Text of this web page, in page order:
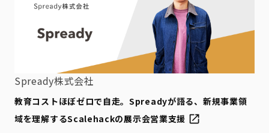
Spready株式会社
教育コストほぼゼロで自走。Spreadyが語る、新規事業領
域を理解するScalehackの展示会営業支援